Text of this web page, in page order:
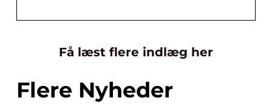
Få læst flere indlæg her
Flere Nyheder